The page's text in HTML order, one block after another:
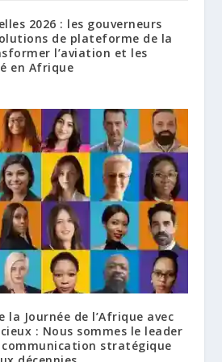
2026 : les gouverneurs
de plateforme de la
l’aviation et les
en Afrique
la Journée de l’Afrique avec
: Nous sommes le leader
stratégique